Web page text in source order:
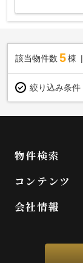
該当物件数 5棟
絞り込み条件
物件検索
コンテンツ
会社情報